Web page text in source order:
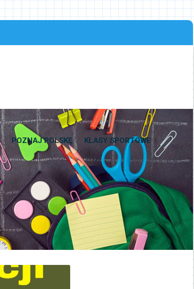
POZNAJ POLSKĘ KLASY SPORTOWE